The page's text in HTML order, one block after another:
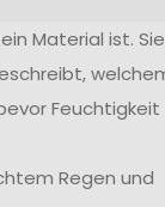
Material ist. Sie
Feuchtigkeit
Regen und